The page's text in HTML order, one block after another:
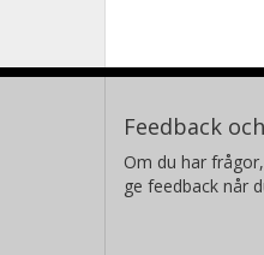
Feedback
Om du har
ge feedback når